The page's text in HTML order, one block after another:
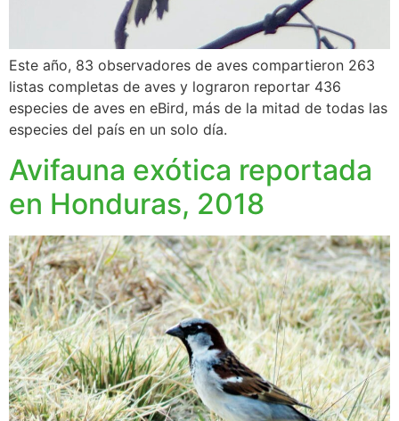
Este año, 83 observadores de aves compartieron 263
listas completas de aves y lograron reportar 436
especies de aves en eBird, más de la mitad de todas las
especies del país en un solo día.
Avifauna exótica reportada
en Honduras, 2018